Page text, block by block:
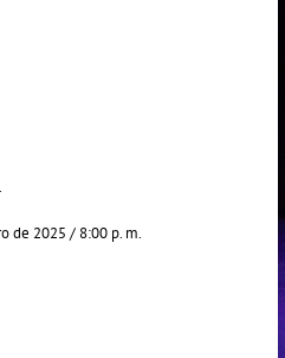
.
de 2025 / 8:00 p. m.